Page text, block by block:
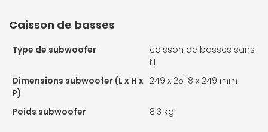
Caisson de basses
Type de subwoofer
caisson de basses sans
fil
Dimensions subwoofer (L x H x
P)
249 x 251.8 x 249 mm
Poids subwoofer 8.3 kg